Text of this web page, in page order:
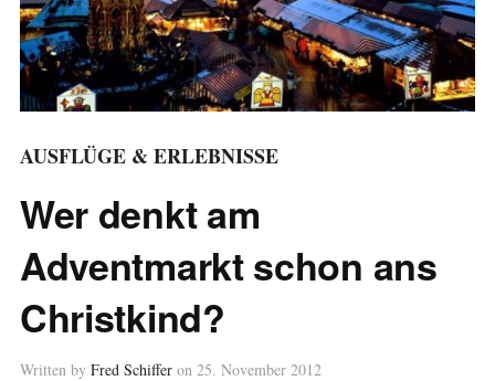
AUSFLÜGE & ERLEBNISSE
Wer denkt am
Adventmarkt schon ans
Christkind?
Written by Fred Schiffer on 25. November 2012